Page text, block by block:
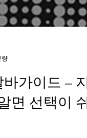
량
가이드 – 지
면 선택이 쉬